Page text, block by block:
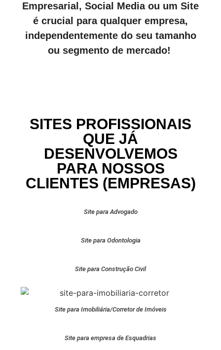
Empresarial, Social Media ou um Site
é crucial para qualquer empresa,
independentemente do seu tamanho
ou segmento de mercado!
SITES PROFISSIONAIS
QUE JÁ
DESENVOLVEMOS
PARA NOSSOS
CLIENTES (EMPRESAS)
Site para Advogado
Site para Odontologia
Site para Construção Civil
Site para Imobiliária/Corretor de Imóveis
Site para empresa de Esquadrias